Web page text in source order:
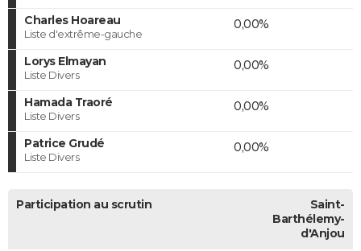
Charles Hoareau
Liste d'extrême-gauche
0,00%
Lorys Elmayan
Liste Divers
0,00%
Hamada Traoré
Liste Divers
0,00%
Patrice Grudé
Liste Divers
0,00%
Participation au scrutin
Saint-
Barthélemy-
d'Anjou